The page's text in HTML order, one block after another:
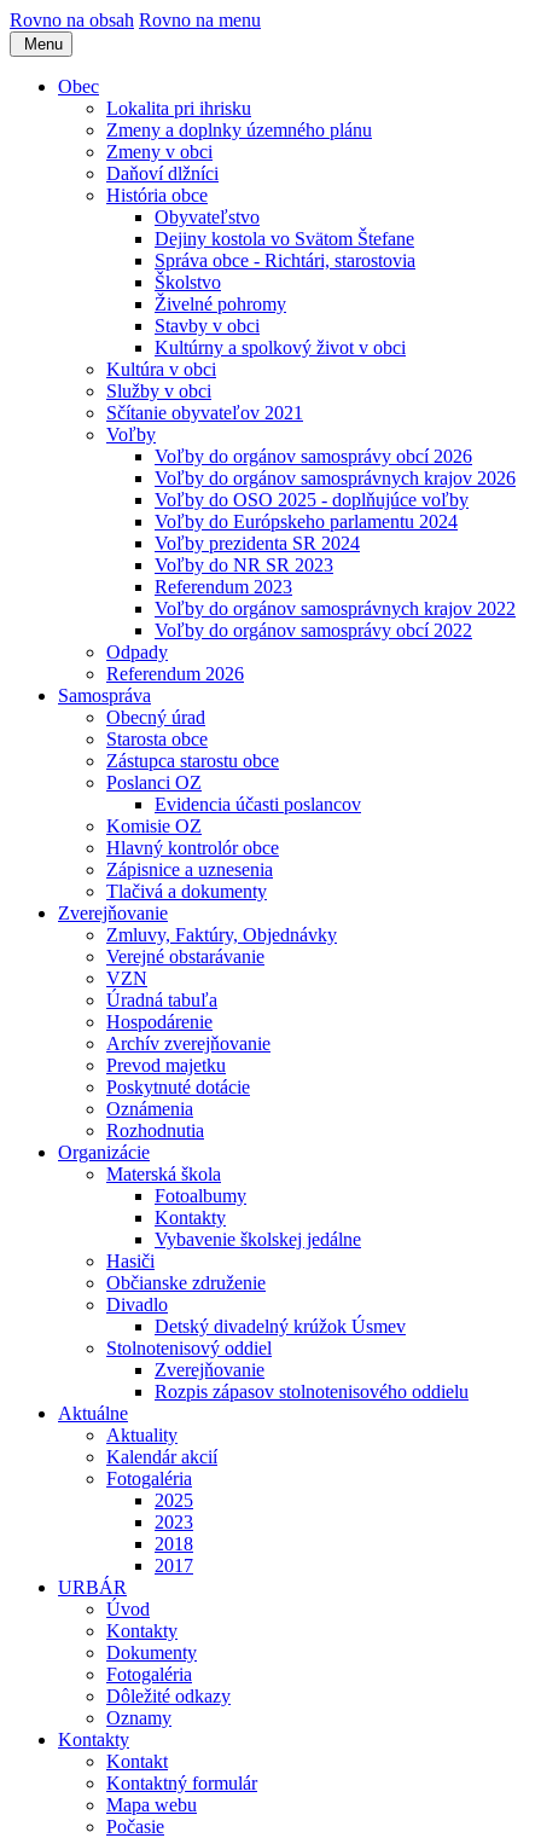
Rovno na obsah Rovno na menu
Menu
Obec
Lokalita pri ihrisku
Zmeny a doplnky územného plánu
Zmeny v obci
Daňoví dlžníci
História obce
Obyvateľstvo
Dejiny kostola vo Svätom Štefane
Správa obce - Richtári, starostovia
Školstvo
Živelné pohromy
Stavby v obci
Kultúrny a spolkový život v obci
Kultúra v obci
Služby v obci
Sčítanie obyvateľov 2021
Voľby
Voľby do orgánov samosprávy obcí 2026
Voľby do orgánov samosprávnych krajov 2026
Voľby do OSO 2025 - doplňujúce voľby
Voľby do Európskeho parlamentu 2024
Voľby prezidenta SR 2024
Voľby do NR SR 2023
Referendum 2023
Voľby do orgánov samosprávnych krajov 2022
Voľby do orgánov samosprávy obcí 2022
Odpady
Referendum 2026
Samospráva
Obecný úrad
Starosta obce
Zástupca starostu obce
Poslanci OZ
Evidencia účasti poslancov
Komisie OZ
Hlavný kontrolór obce
Zápisnice a uznesenia
Tlačivá a dokumenty
Zverejňovanie
Zmluvy, Faktúry, Objednávky
Verejné obstarávanie
VZN
Úradná tabuľa
Hospodárenie
Archív zverejňovanie
Prevod majetku
Poskytnuté dotácie
Oznámenia
Rozhodnutia
Organizácie
Materská škola
Fotoalbumy
Kontakty
Vybavenie školskej jedálne
Hasiči
Občianske združenie
Divadlo
Detský divadelný krúžok Úsmev
Stolnotenisový oddiel
Zverejňovanie
Rozpis zápasov stolnotenisového oddielu
Aktuálne
Aktuality
Kalendár akcií
Fotogaléria
2025
2023
2018
2017
URBÁR
Úvod
Kontakty
Dokumenty
Fotogaléria
Dôležité odkazy
Oznamy
Kontakty
Kontakt
Kontaktný formulár
Mapa webu
Počasie